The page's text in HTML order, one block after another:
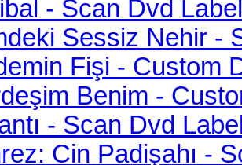
- Scan Dvd
Sessiz Nehir -
Fişi - Custom
Benim -
- Scan Dvd
Cin Padişahı -